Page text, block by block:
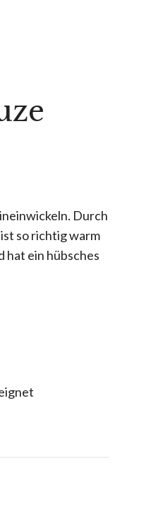
Durch
so richtig warm
hat ein hübsches